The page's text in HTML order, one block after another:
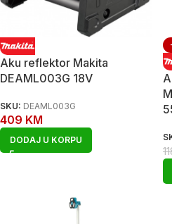
Aku reflektor Makita
DEAML003G 18V
SKU: DEAML003G
409 KM
DODAJ U KORPU